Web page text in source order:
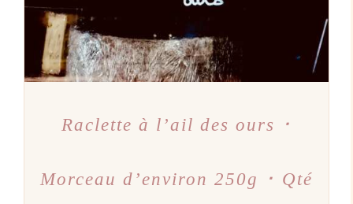
Raclette à l’ail des ours ･
Morceau d’environ 250g ･ Qté